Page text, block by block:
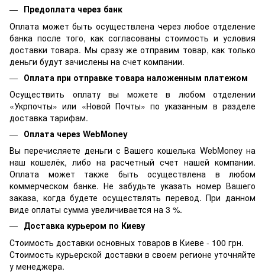
Предоплата через банк
Оплата может быть осуществлена через любое отделение
банка после того, как согласованы стоимость и условия
доставки товара. Мы сразу же отправим товар, как только
деньги будут зачислены на счет компании.
Оплата при отправке товара наложенным платежом
Осуществить оплату вы можете в любом отделении
«Укрпочты» или «Новой Почты» по указанным в разделе
доставка тарифам.
Оплата через WebMoney
Вы перечисляете деньги с Вашего кошелька WebMoney на
наш кошелёк, либо на расчетный счет нашей компании.
Оплата может также быть осуществлена в любом
коммерческом банке. Не забудьте указать номер Вашего
заказа, когда будете осуществлять перевод. При данном
виде оплаты сумма увеличивается на 3 %.
Доставка курьером по Киеву
Стоимость доставки основных товаров в Киеве - 100 грн.
Стоимость курьерской доставки в своем регионе уточняйте
у менеджера.